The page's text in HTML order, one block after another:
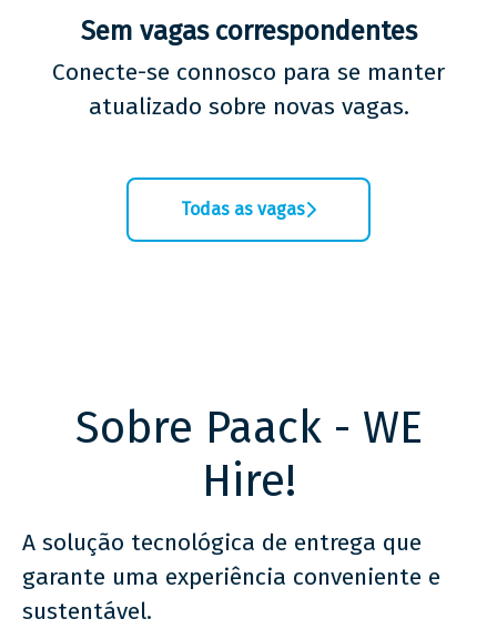
Sem vagas correspondentes
Conecte-se connosco para se manter
atualizado sobre novas vagas.
Todas as vagas
Sobre Paack - WE
Hire!
A solução tecnológica de entrega que
garante uma experiência conveniente e
sustentável.